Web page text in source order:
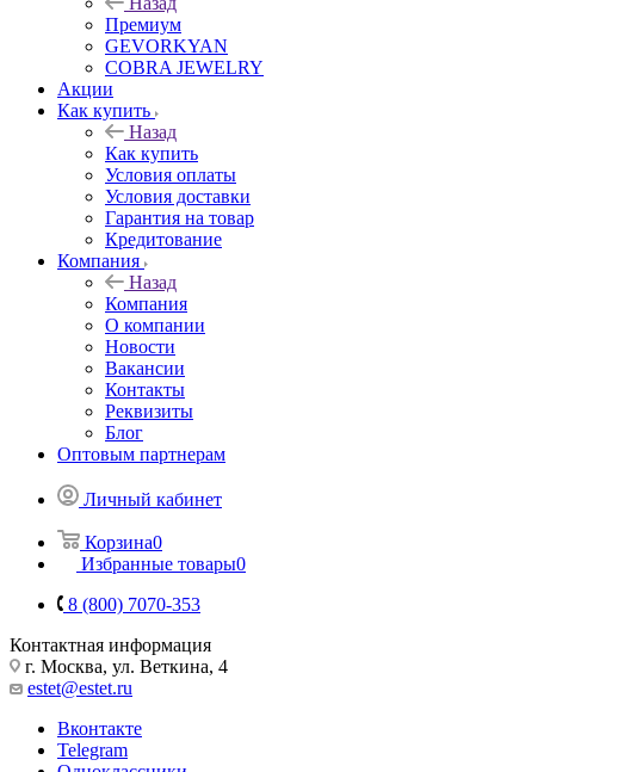
Премиум
GEVORKYAN
COBRA JEWELRY
Акции
Как купить
Назад
Как купить
Условия оплаты
Условия доставки
Гарантия на товар
Кредитование
Компания
Назад
Компания
О компании
Новости
Вакансии
Контакты
Реквизиты
Блог
Оптовым партнерам
Личный кабинет
Корзина0
Избранные товары0
8 (800) 7070-353
Контактная информация
г. Москва, ул. Веткина, 4
estet@estet.ru
Вконтакте
Telegram